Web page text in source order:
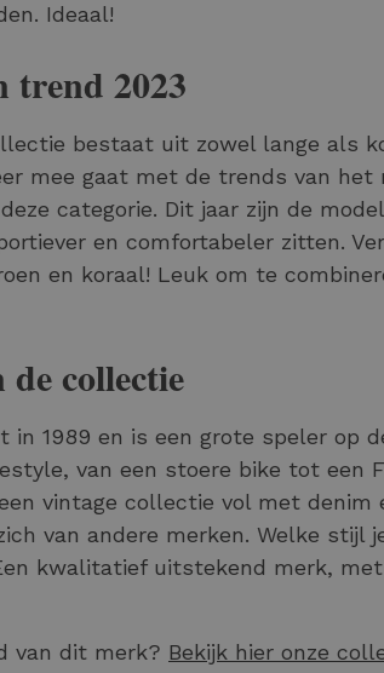
Ideaal!
trend 2023
bestaat uit zowel lange als
mee gaat met de trends van het
categorie. Dit jaar zijn de
en comfortabeler zitten.
en koraal! Leuk om te
collectie
in 1989 en is een grote speler op
van een stoere bike tot een
vintage collectie vol met denim
van andere merken. Welke stijl
kwalitatief uitstekend merk,
van dit merk? Bekijk hier onze